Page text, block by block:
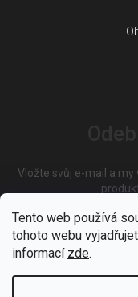
Tento web používá
tohoto webu
informací zde.
Vložte svůj e-mail a
Vložením e-mailu